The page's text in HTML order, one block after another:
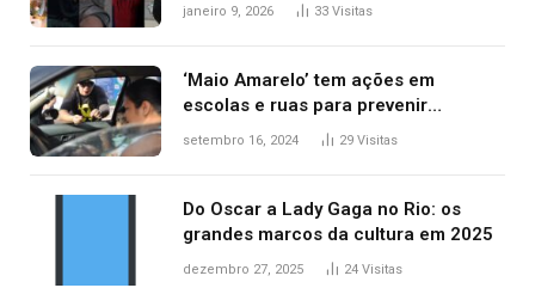
janeiro 9, 2026 33 Visitas
‘Maio Amarelo’ tem ações em
escolas e ruas para prevenir
acidentes no trânsito no AP
setembro 16, 2024 29 Visitas
Do Oscar a Lady Gaga no Rio: os
grandes marcos da cultura em 2025
dezembro 27, 2025 24 Visitas